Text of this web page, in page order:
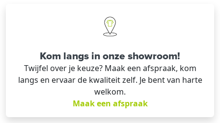
Kom langs in onze showroom!
Twijfel over je keuze? Maak een afspraak, kom
langs en ervaar de kwaliteit zelf. Je bent van harte
welkom.
Maak een afspraak